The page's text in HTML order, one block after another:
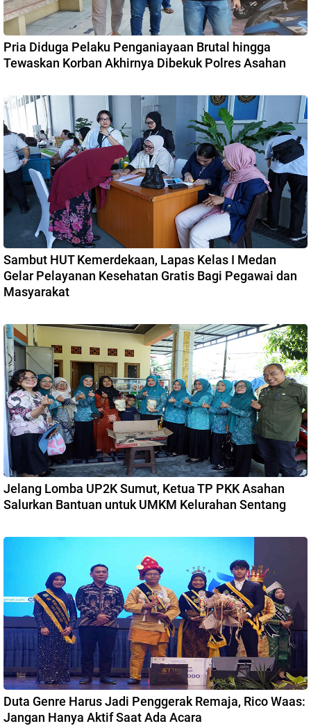
Pria Diduga Pelaku Penganiayaan Brutal hingga
Tewaskan Korban Akhirnya Dibekuk Polres Asahan
Sambut HUT Kemerdekaan, Lapas Kelas I Medan
Gelar Pelayanan Kesehatan Gratis Bagi Pegawai dan
Masyarakat
Jelang Lomba UP2K Sumut, Ketua TP PKK Asahan
Salurkan Bantuan untuk UMKM Kelurahan Sentang
Duta Genre Harus Jadi Penggerak Remaja, Rico Waas:
Jangan Hanya Aktif Saat Ada Acara